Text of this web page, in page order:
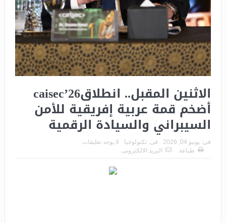
الاثنين المقبل.. انطلاقcaisec’26
أضخم قمة عربية إفريقية للأمن
السيبراني والسيادة الرقمية
فى: يونيو 04, 2026 فى: تكنولوجيا
لا يوجد تعليقات
طباعة
البريد الالكترونى